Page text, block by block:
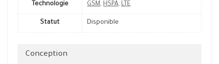
Technologie GSM, HSPA, LTE
Statut Disponible
Conception